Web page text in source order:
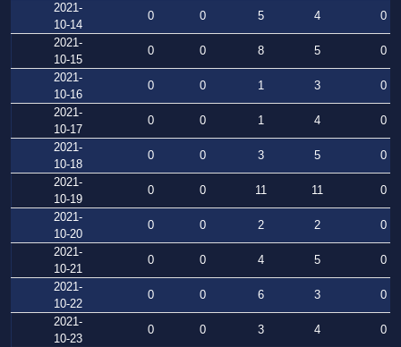
2021-
10-14
0 0 5 4
0
2021-
10-15
0 0 8 5
0
2021-
10-16
0 0 1 3
0
2021-
10-17
0 0 1 4
0
2021-
10-18
0 0 3 5
0
2021-
10-19
0 0 11 11
0
2021-
10-20
0 0 2 2
0
2021-
10-21
0 0 4 5
0
2021-
10-22
0 0 6 3
0
2021-
10-23
0 0 3 4
0